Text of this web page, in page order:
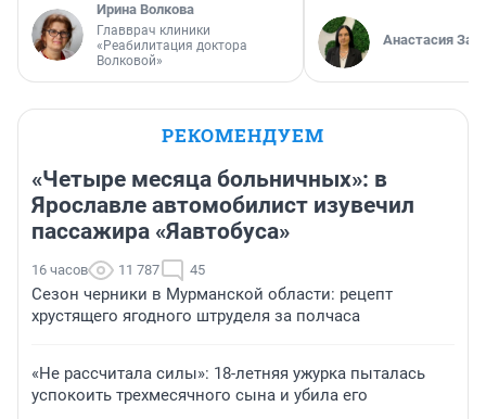
Ирина Волкова
Главврач клиники
«Реабилитация доктора
Волковой»
Анастасия
РЕКОМЕНДУЕМ
«Четыре месяца больничных»: в
Ярославле автомобилист изувечил
пассажира «Яавтобуса»
16 часов 11 787 45
Сезон черники в Мурманской области: рецепт
хрустящего ягодного штруделя за полчаса
«Не рассчитала силы»: 18-летняя ужурка пыталась
успокоить трехмесячного сына и убила его